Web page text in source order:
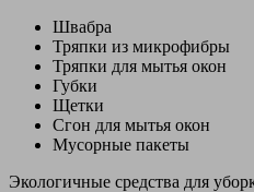
Швабра
Тряпки из микрофибры
Тряпки для мытья окон
Губки
Щетки
Сгон для мытья окон
Мусорные пакеты
Экологичные средства для